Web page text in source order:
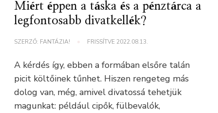
Miért éppen a táska és a pénztárca a
legfontosabb divatkellék?
SZERZŐ: FANTÁZIA! FRISSÍTVE 2022.08.13.
A kérdés így, ebben a formában elsőre talán
picit költőinek tűnhet. Hiszen rengeteg más
dolog van, még, amivel divatossá tehetjük
magunkat: például cipők, fülbevalók,